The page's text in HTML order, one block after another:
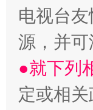
“刷
电视台
源，并可
●就下列
定或相